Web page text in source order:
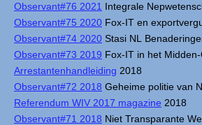
Observant#76 2021 Integrale
Observant#75 2020 Fox-IT en
Observant#74 2020 Stasi NL
Observant#73 2019 Fox-IT in het
Arrestantenhandleiding 2018
Observant#72 2018 Geheime politie van
Referendum WIV 2017 magazine 2018
Observant#71 2018 Niet Transparante